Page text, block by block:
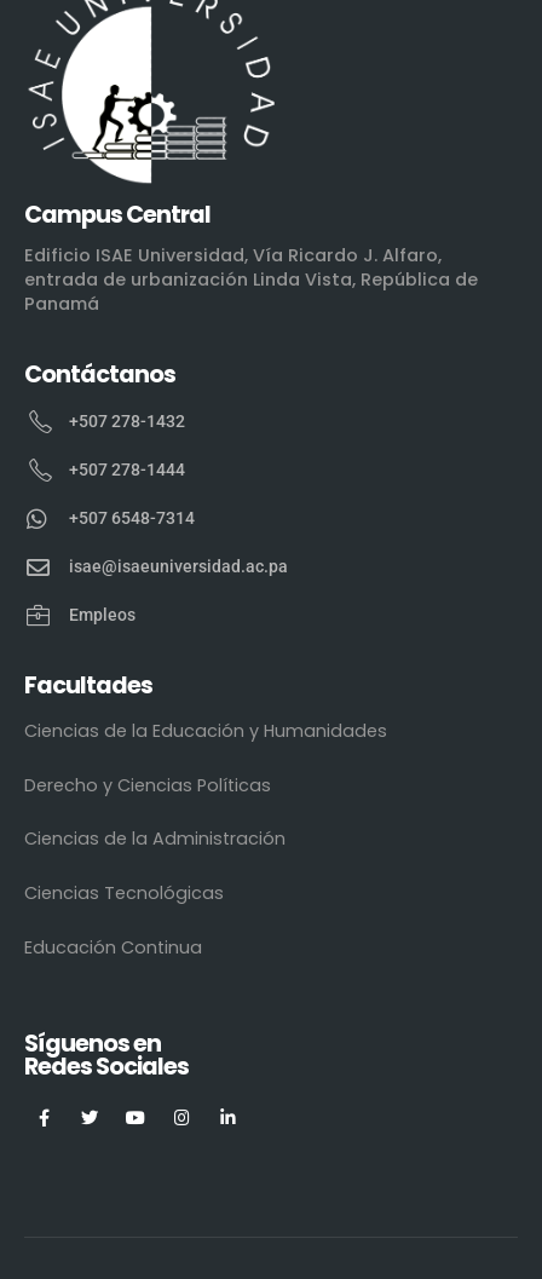
Campus Central
Edificio ISAE Universidad, Vía Ricardo J. Alfaro,
entrada de urbanización Linda Vista, República de
Panamá
Contáctanos
+507 278-1432
+507 278-1444
+507 6548-7314
isae@isaeuniversidad.ac.pa
Empleos
Facultades
Ciencias de la Educación y Humanidades
Derecho y Ciencias Políticas
Ciencias de la Administración
Ciencias Tecnológicas
Educación Continua
Síguenos en
Redes Sociales